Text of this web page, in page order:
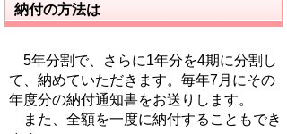
納付の方法は
5年分割で、さらに1年分を4期に分割し
て、納めていただきます。毎年7月にその
年度分の納付通知書をお送りします。
また、全額を一度に納付することもでき